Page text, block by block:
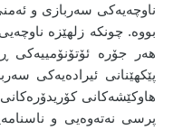
ناوچەیەکی سەربازی و
بووە. چونکە زلهێزە
هەر جۆرە ئۆتۆنۆمییەکی
پێکهێنانی ئیرادەیەکی
هاوکێشەکانی
پرسی نەتەوەیی و